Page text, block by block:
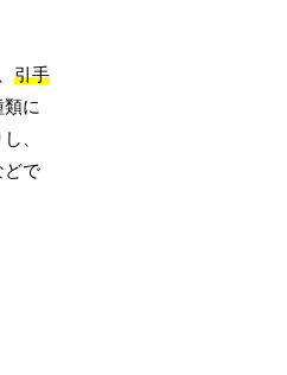
引手
類に
、
どで